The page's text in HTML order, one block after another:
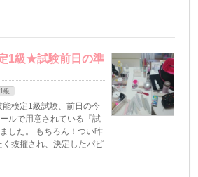
1級★試験前日の準
級
検定1級試験、前日の今
ルで用意されている『試
した。 もちろん！つい昨
く抜擢され、決定したパピ